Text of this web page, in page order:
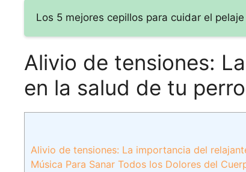
Los 5 mejores cepillos para cuidar el
Alivio de tensiones:
en la salud de tu perro
Alivio de tensiones: La importancia del
Música Para Sanar Todos los Dolores del